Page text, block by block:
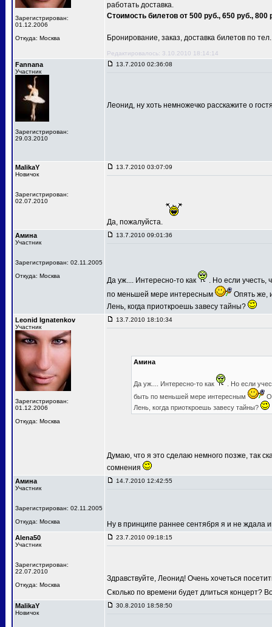
Зарегистрирован:
01.12.2006
Откуда: Москва
работать доставка.
Стоимость билетов от 500 руб., 650 руб., 800
Бронирование, заказ, доставка билетов по
Редактировалось: 3.10.2010 18:14:14
Fannana
Участник
Зарегистрирован:
29.03.2010
13.7.2010 02:36:08
Леонид, ну хоть немножечко расскажите о
MalikaY
Новичок
Зарегистрирован:
02.07.2010
13.7.2010 03:07:09
Да, пожалуйста.
Амина
Участник
Зарегистрирован: 02.11.2005
Откуда: Москва
13.7.2010 09:01:36
Да уж.... Интересно-то как
. Но если учесть,
по меньшей мере интересным
Опять же,
Лень, когда приоткроешь завесу тайны?
Leonid Ignatenkov
Участник
Зарегистрирован:
01.12.2006
Откуда: Москва
13.7.2010 18:10:34
Амина
Да уж.... Интересно-то как
. Но если
быть по меньшей мере интересным
Лень, когда приоткроешь завесу тайны?
Думаю, что я это сделаю немного позже, так
сомнения
Амина
Участник
Зарегистрирован: 02.11.2005
Откуда: Москва
14.7.2010 12:42:55
Ну в принципе раннее сентября я и не
Alena50
Участник
Зарегистрирован:
22.07.2010
Откуда: Москва
23.7.2010 09:18:15
Здравствуйте, Леонид! Очень хочеться
Сколько по времени будет длиться концерт?
MalikaY
Новичок
30.8.2010 18:58:50